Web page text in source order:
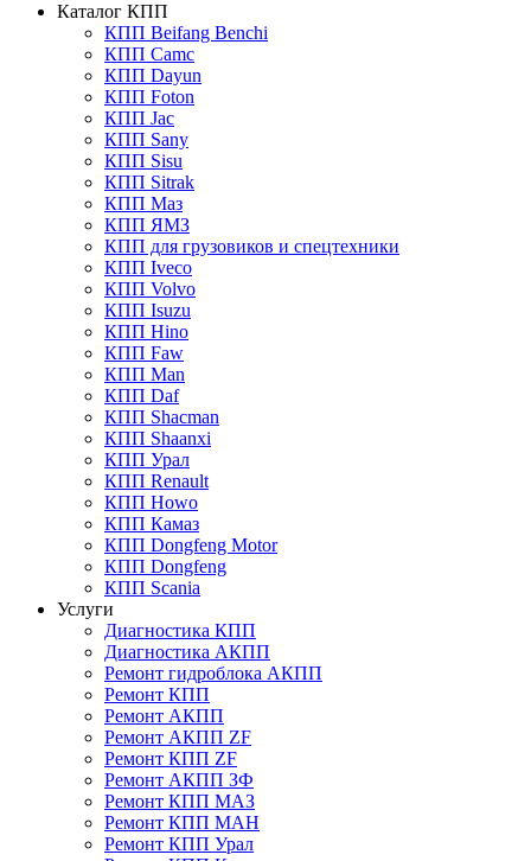
Каталог КПП
КПП Beifang Benchi
КПП Camc
КПП Dayun
КПП Foton
КПП Jac
КПП Sany
КПП Sisu
КПП Sitrak
КПП Маз
КПП ЯМЗ
КПП для грузовиков и спецтехники
КПП Iveco
КПП Volvo
КПП Isuzu
КПП Hino
КПП Faw
КПП Man
КПП Daf
КПП Shacman
КПП Shaanxi
КПП Урал
КПП Renault
КПП Howo
КПП Камаз
КПП Dongfeng Motor
КПП Dongfeng
КПП Scania
Услуги
Диагностика КПП
Диагностика АКПП
Ремонт гидроблока АКПП
Ремонт КПП
Ремонт АКПП
Ремонт АКПП ZF
Ремонт КПП ZF
Ремонт АКПП ЗФ
Ремонт КПП МАЗ
Ремонт КПП МАН
Ремонт КПП Урал